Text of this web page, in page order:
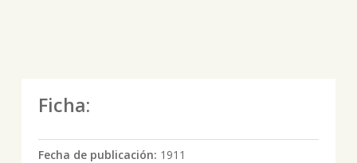
Ficha:
Fecha de publicación: 1911